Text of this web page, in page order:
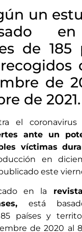
un
de 185
de
de 2021.
el
ante un
víctimas
en
este
en la
está
países y
de 2020 al